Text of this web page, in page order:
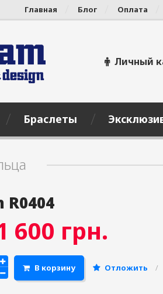
Главная Блог Оплата
Личный
Браслеты
R0404
600 грн.
В корзину Отложить